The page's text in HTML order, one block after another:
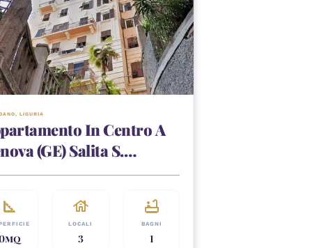
, LIGURIA
In Centro A
(GE) Salita S.
8
square_foot
MQ
house
LOCALI
3
bathtub
BAGNI
1